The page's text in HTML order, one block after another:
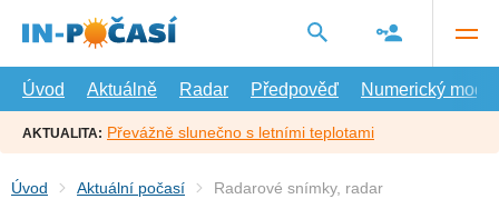
hlavní
Úvod
Aktuálně Radar Předpověď Numerický model
AKTUALITA: Převážně slunečno s letními teplotami
Úvod Aktuální počasí Radarové snímky, radar